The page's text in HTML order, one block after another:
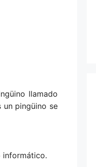
llamado
un pingüino se
informático.